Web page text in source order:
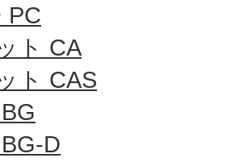
PC
ト CA
ト CAS
D